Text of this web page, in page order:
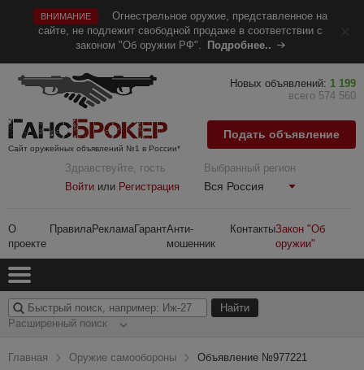
ВНИМАНИЕ
Огнестрельное оружие, представленное на
сайте, не подлежит свободной продаже в соответствии с
законом "Об оружии РФ".
Подробнее..
Сайт оружейных объявлений №1 в России*
Здравствуйте, гость
Войти или Регистрация
Выбранный регион
Вся Россия
О
проекте
ПравилаРекламаГарантАнти-
мошенник
КонтактыЗакон "Об
оружии"
Новых объявлений: 1 199
всего 574 560
Подать объявление
Расширенный поиск
Главная Оружие самообороны Объявление №977221